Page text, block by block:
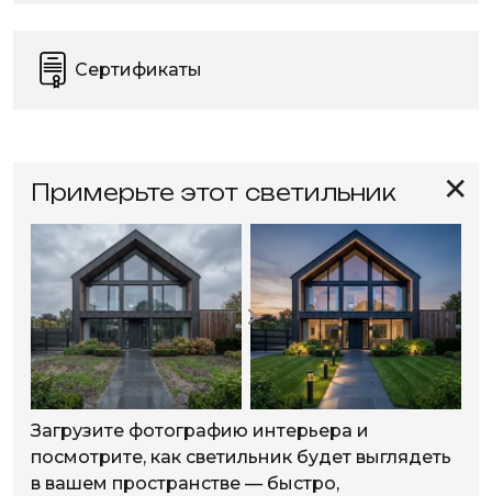
Сертификаты
✕
Примерьте этот светильник
Загрузите фотографию интерьера и
посмотрите, как светильник будет выглядеть
в вашем пространстве — быстро,